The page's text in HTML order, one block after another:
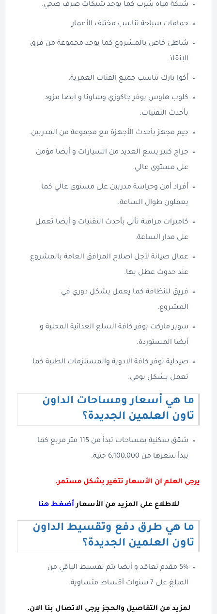
شبكة مياه شرب كما يوجد شبكات صرف صحي.
حمامات سباحة تناسب مختلف الأعمار.
شاطئ خاص بالمشروع كما يوجد مجموعة من فرق
الإنقاذ.
أكوا بارك تناسب جميع الفئات العمرية.
كلوب هاوس يوفر جاكوزي وساونا و أيضا مزود
بأحدث التقنيات.
جيم مجهز بأحدث الأجهزة مع مجموعة من المدربين.
جراج كبير يسع العديد من السيارات و أيضا مؤمن
على مستوى عالي.
أفراد أمن وحراسة مدربين على مستوى عالي كما
يعملون طوال الساعة.
كاميرات مراقبة تأتي بأحدث التقنيات و أيضا تعمل
على مدار الساعة.
عمال صيانة لأجل اصلاح المرافق العامة بالمشروع
عند حدوث عطل بها.
فريق للنظافة كما يعمل بشكل دوري في
المشروع.
سوبر ماركت يوفر كافة السلع الغذائية المحلية و
أيضا المستوردة.
صيدلية توفر كافة الادوية والمستلزمات الطبية كما
تعمل بشكل يومي.
ما هي أسعار ومساحات الداون
تاون العلمين الجديدة؟
شقق سكنية بمساحات تبدأ من 115 متر مربع كما
يبدأ سعرها من 6,100,000 جنية.
يرجى العلم ان الأسعار تتغير بشكل مستمر.
للاطلاع على المزيد من الأسعارأضغط هنا
ما هي طرق دفع وتقسيط الداون
تاون العلمين الجديدة؟
5% مقدم تعاقد و أيضا يتم تقسيط الباقي من
المبلغ على 7 سنوات أقساط متساوية.
لمزيد من التفاصيل والحجز يرجى الاتصال بنا الان.